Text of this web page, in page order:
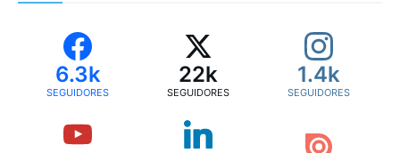
6.3k
SEGUIDORES
22k
SEGUIDORES
1.4k
SEGUIDORES